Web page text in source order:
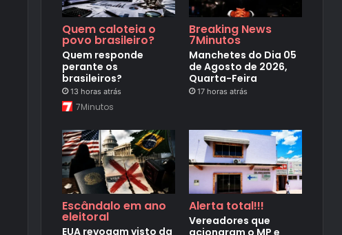
Quem caloteia o
povo brasileiro?
Quem responde
perante os
brasileiros?
13 horas atrás
7Minutos
Breaking News
7Minutos
Manchetes do Dia 05
de Agosto de 2026,
Quarta-Feira
17 horas atrás
Escândalo em ano
eleitoral
EUA revogam visto da
Alerta total!!!
Vereadores que
acionaram o MP e